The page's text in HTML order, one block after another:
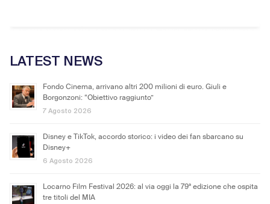
LATEST NEWS
Fondo Cinema, arrivano altri 200 milioni di euro. Giuli e
Borgonzoni: “Obiettivo raggiunto”
7 Agosto 2026
Disney e TikTok, accordo storico: i video dei fan sbarcano su
Disney+
6 Agosto 2026
Locarno Film Festival 2026: al via oggi la 79ª edizione che ospita
tre titoli del MIA